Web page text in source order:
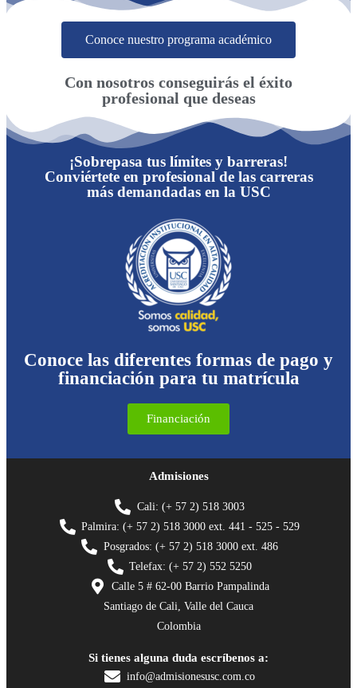
Conoce nuestro programa académico
Con nosotros conseguirás el éxito
profesional que deseas
¡Sobrepasa tus límites y barreras!
Conviértete en profesional de las carreras
más demandadas en la USC
Conoce las diferentes formas de pago y
financiación para tu matrícula
Financiación
Admisiones
Cali: (+ 57 2) 518 3003
Palmira: (+ 57 2) 518 3000 ext. 441 - 525 - 529
Posgrados: (+ 57 2) 518 3000 ext. 486
Telefax: (+ 57 2) 552 5250
Calle 5 # 62-00 Barrio Pampalinda
Santiago de Cali, Valle del Cauca
Colombia
Si tienes alguna duda escríbenos a:
info@admisionesusc.com.co